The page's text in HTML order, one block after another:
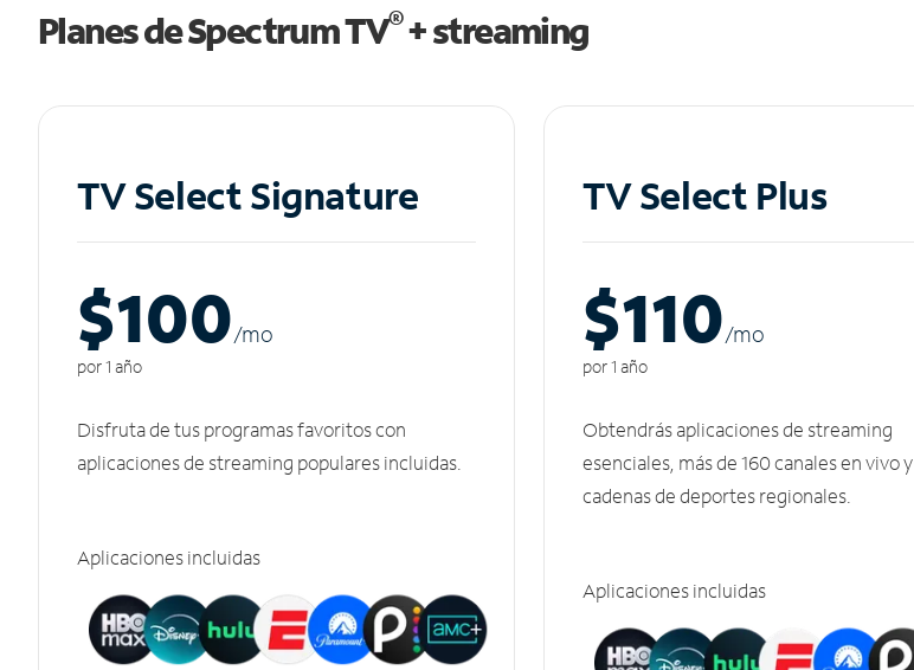
Planes de Spectrum TV®+ streaming
TV Select Signature
$100/mo
por 1 año
Disfruta de tus programas favoritos con
aplicaciones de streaming populares incluidas.
Aplicaciones incluidas
TV Select Plus
$110/mo
por 1 año
Obtendrás aplicaciones de streaming
esenciales, más de 160 canales en vivo y
cadenas de deportes regionales.
Aplicaciones incluidas